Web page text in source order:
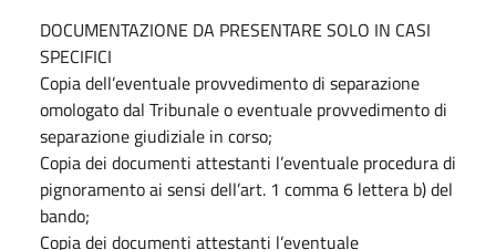
DOCUMENTAZIONE DA PRESENTARE SOLO IN CASI
SPECIFICI
Copia dell’eventuale provvedimento di separazione
omologato dal Tribunale o eventuale provvedimento di
separazione giudiziale in corso;
Copia dei documenti attestanti l’eventuale procedura di
pignoramento ai sensi dell’art. 1 comma 6 lettera b) del
bando;
Copia dei documenti attestanti l’eventuale